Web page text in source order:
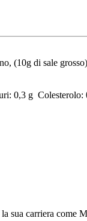
(10g di sale
0,3 g
sua carriera